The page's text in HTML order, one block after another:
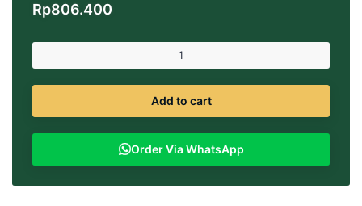
Rp806.400
Add to cart
Order Via WhatsApp